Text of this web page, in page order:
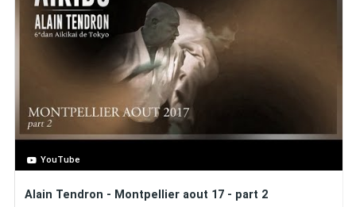
YouTube
Alain Tendron - Montpellier aout 17 - part 2